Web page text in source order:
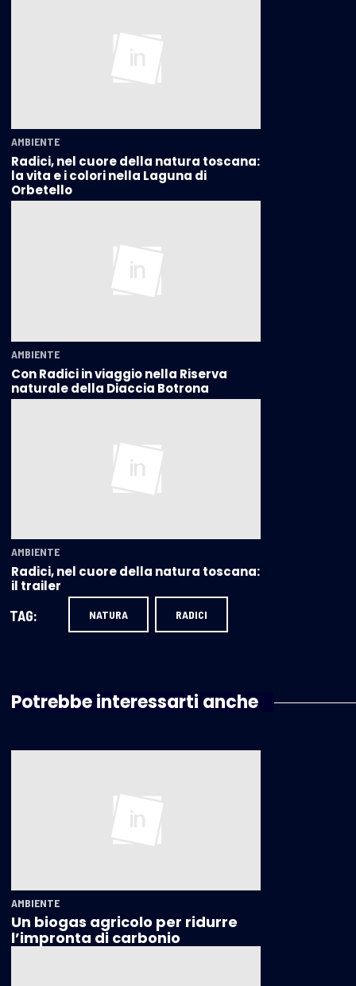
AMBIENTE
Radici, nel cuore della natura toscana:
la vita e i colori nella Laguna di
Orbetello
AMBIENTE
Con Radici in viaggio nella Riserva
naturale della Diaccia Botrona
AMBIENTE
Radici, nel cuore della natura toscana:
il trailer
TAG: NATURA RADICI
Potrebbe interessarti anche
AMBIENTE
Un biogas agricolo per ridurre
l’impronta di carbonio